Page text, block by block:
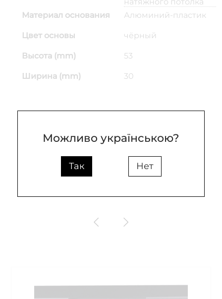
натяжного потолка
Материал основания
Алюминий-пластик
Цвет основы чёрный
Высота (mm) 53
Ширина (mm) 30
Похожие товары
Можливо українською?
Так Нет